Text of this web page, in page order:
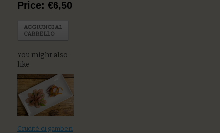
Price: €6,50
AGGIUNGI AL
CARRELLO
You might also
like
Cruditè di gamberi